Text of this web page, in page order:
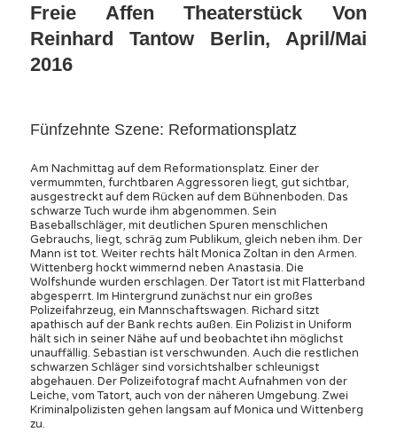
Freie Affen Theaterstück Von
Reinhard Tantow Berlin, April/Mai
2016
Fünfzehnte Szene: Reformationsplatz
Am Nachmittag auf dem Reformationsplatz. Einer der
vermummten, furchtbaren Aggressoren liegt, gut sichtbar,
ausgestreckt auf dem Rücken auf dem Bühnenboden. Das
schwarze Tuch wurde ihm abgenommen. Sein
Baseballschläger, mit deutlichen Spuren menschlichen
Gebrauchs, liegt, schräg zum Publikum, gleich neben ihm. Der
Mann ist tot. Weiter rechts hält Monica Zoltan in den Armen.
Wittenberg hockt wimmernd neben Anastasia. Die
Wolfshunde wurden erschlagen. Der Tatort ist mit Flatterband
abgesperrt. Im Hintergrund zunächst nur ein großes
Polizeifahrzeug, ein Mannschaftswagen. Richard sitzt
apathisch auf der Bank rechts außen. Ein Polizist in Uniform
hält sich in seiner Nähe auf und beobachtet ihn möglichst
unauffällig. Sebastian ist verschwunden. Auch die restlichen
schwarzen Schläger sind vorsichtshalber schleunigst
abgehauen. Der Polizeifotograf macht Aufnahmen von der
Leiche, vom Tatort, auch von der näheren Umgebung. Zwei
Kriminalpolizisten gehen langsam auf Monica und Wittenberg
zu.